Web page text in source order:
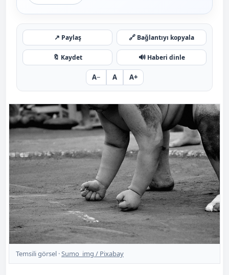
↗ Paylaş 🔗 Bağlantıyı kopyala
🔖 Kaydet 🔊 Haberi dinle
A− A A+
Temsili görsel ·Sumo_img / Pixabay